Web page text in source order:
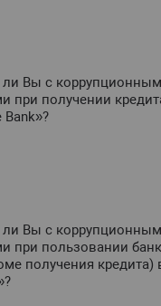
ли Вы с
при получении
ли Вы с
при пользовании
получения